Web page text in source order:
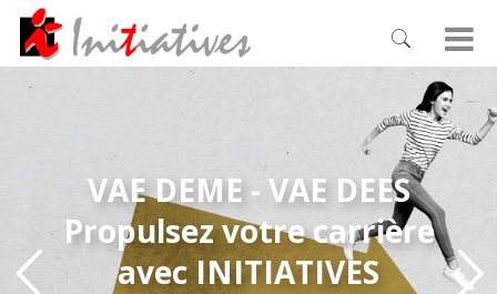
VAE DEME - VAE DEES
Propulsez votre carrière
avec INITIATIVES